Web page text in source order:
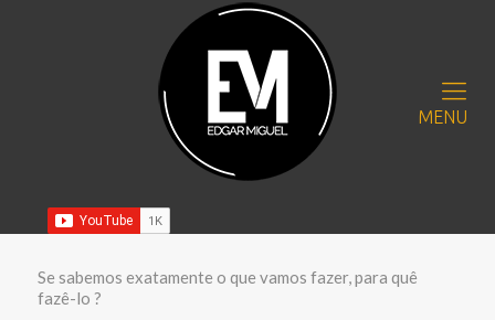
MENU
Se sabemos exatamente o que vamos fazer, para quê
fazê-lo ?